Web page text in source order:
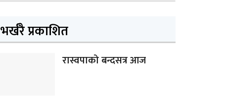
भर्खरै प्रकाशित
रास्वपाको बन्दसत्र आज